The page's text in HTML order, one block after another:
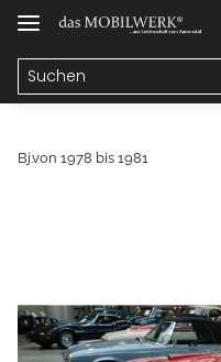
Bj.von 1978 bis 1981